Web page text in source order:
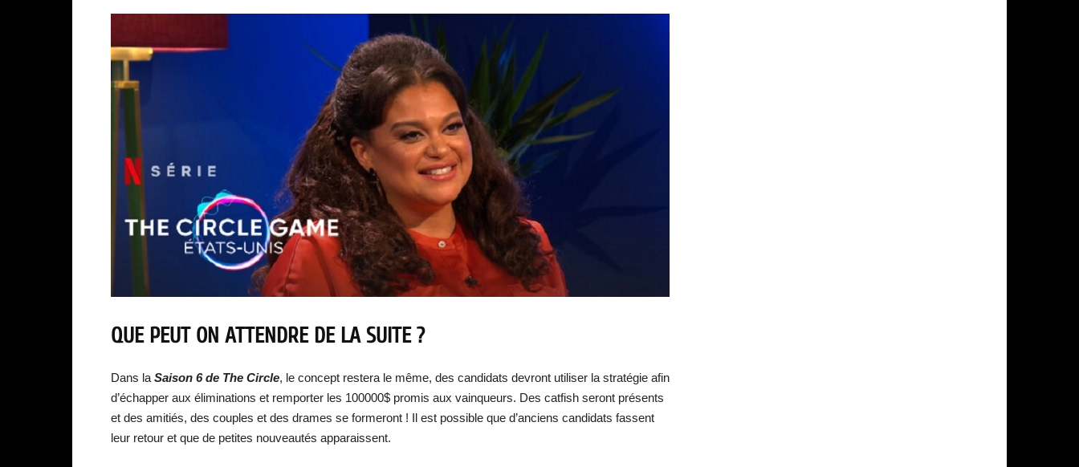
QUE PEUT ON ATTENDRE DE LA SUITE ?
Dans la Saison 6 de The Circle, le concept restera le même, des candidats devront utiliser la stratégie afin
d’échapper aux éliminations et remporter les 100000$ promis aux vainqueurs. Des catfish seront présents
et des amitiés, des couples et des drames se formeront ! Il est possible que d’anciens candidats fassent
leur retour et que de petites nouveautés apparaissent.